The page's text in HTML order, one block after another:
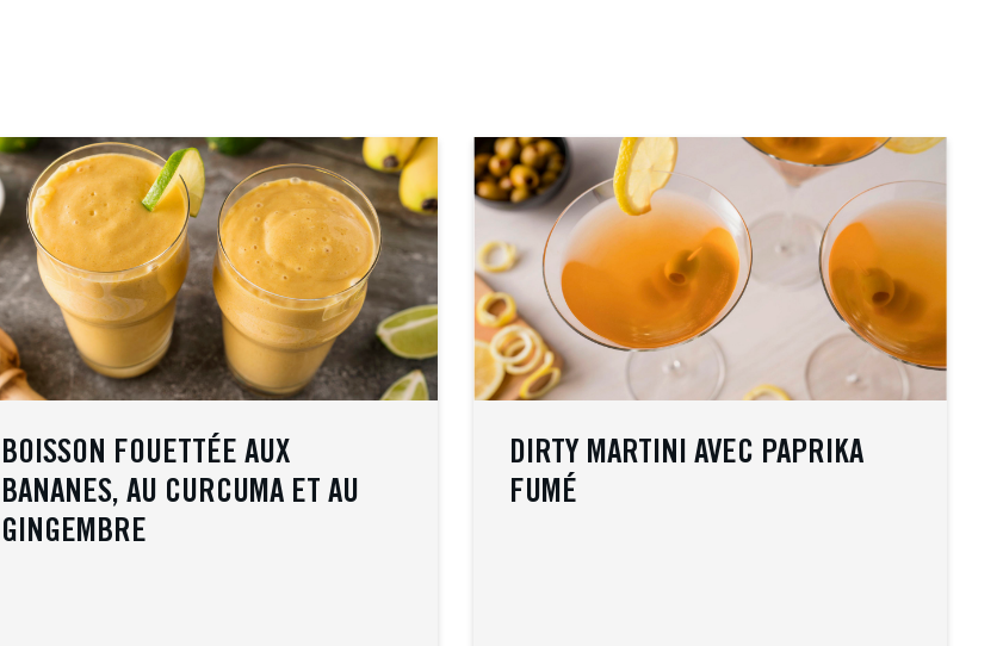
BOISSON FOUETTÉE AUX
BANANES, AU CURCUMA ET AU
GINGEMBRE
DIRTY MARTINI AVEC PAPRIKA
FUMÉ